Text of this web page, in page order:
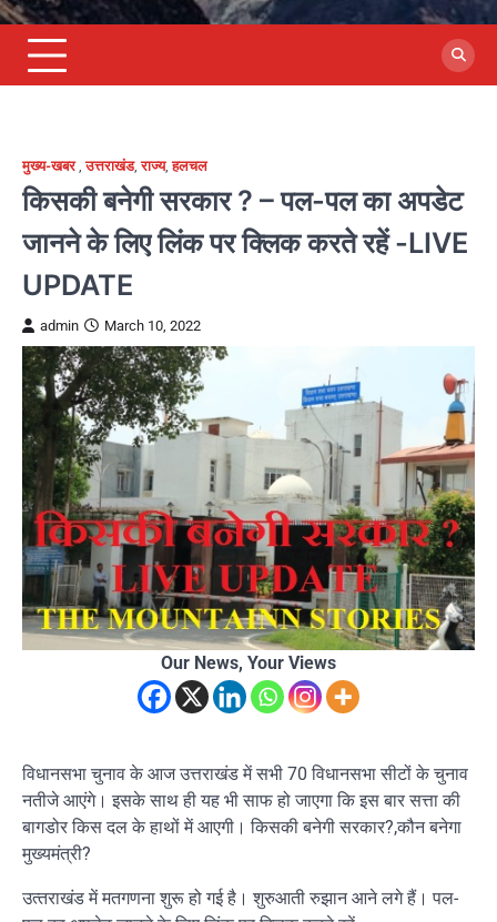
मुख्य-खबर,उत्तराखंड,राज्य,हलचल
किसकी बनेगी सरकार ? – पल-पल का अपडेट
जानने के लिए लिंक पर क्लिक करते रहें -LIVE
UPDATE
admin March 10, 2022
Our News, Your Views
विधानसभा चुनाव के आज उत्तराखंड में सभी 70 विधानसभा सीटों के चुनाव
नतीजे आएंगे। इसके साथ ही यह भी साफ हो जाएगा कि इस बार सत्ता की
बागडोर किस दल के हाथों में आएगी। किसकी बनेगी सरकार?,कौन बनेगा
मुख्यमंत्री?
उत्‍तराखंड में मतगणना शुरू हो गई है। शुरुआती रुझान आने लगे हैं। पल-